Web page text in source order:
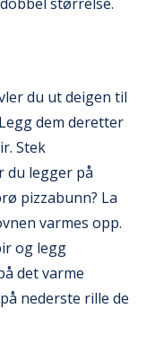
du ut deigen til
dem deretter
Stek
du legger på
pizzabunn? La
varmes opp.
og legg
det varme
nederste rille de